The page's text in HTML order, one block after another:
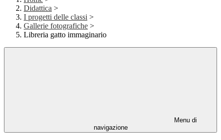
Didattica >
I progetti delle classi >
Gallerie fotografiche >
Libreria gatto immaginario
Menu di
navigazione